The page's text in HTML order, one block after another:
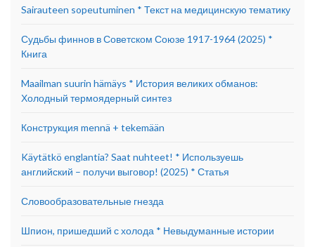
Sairauteen sopeutuminen * Текст на медицинскую тематику
Судьбы финнов в Советском Союзе 1917-1964 (2025) *
Книга
Maailman suurin hämäys * История великих обманов:
Холодный термоядерный синтез
Конструкция mennä + tekemään
Käytätkö englantia? Saat nuhteet! * Используешь
английский – получи выговор! (2025) * Статья
Словообразовательные гнезда
Шпион, пришедший с холода * Невыдуманные истории